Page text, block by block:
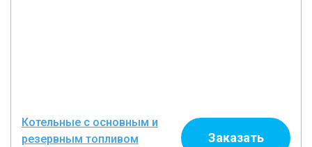
Котельные с основным и
резервным топливом
Заказать